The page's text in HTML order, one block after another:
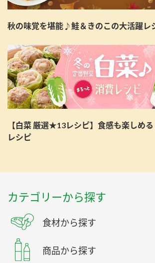
秋の味覚を堪能♪鮭＆きのこの大活躍レ
【白菜 厳選★13レシピ】食感も楽しめ
レシピ
カテゴリーから探す
食材から探す
商品から探す